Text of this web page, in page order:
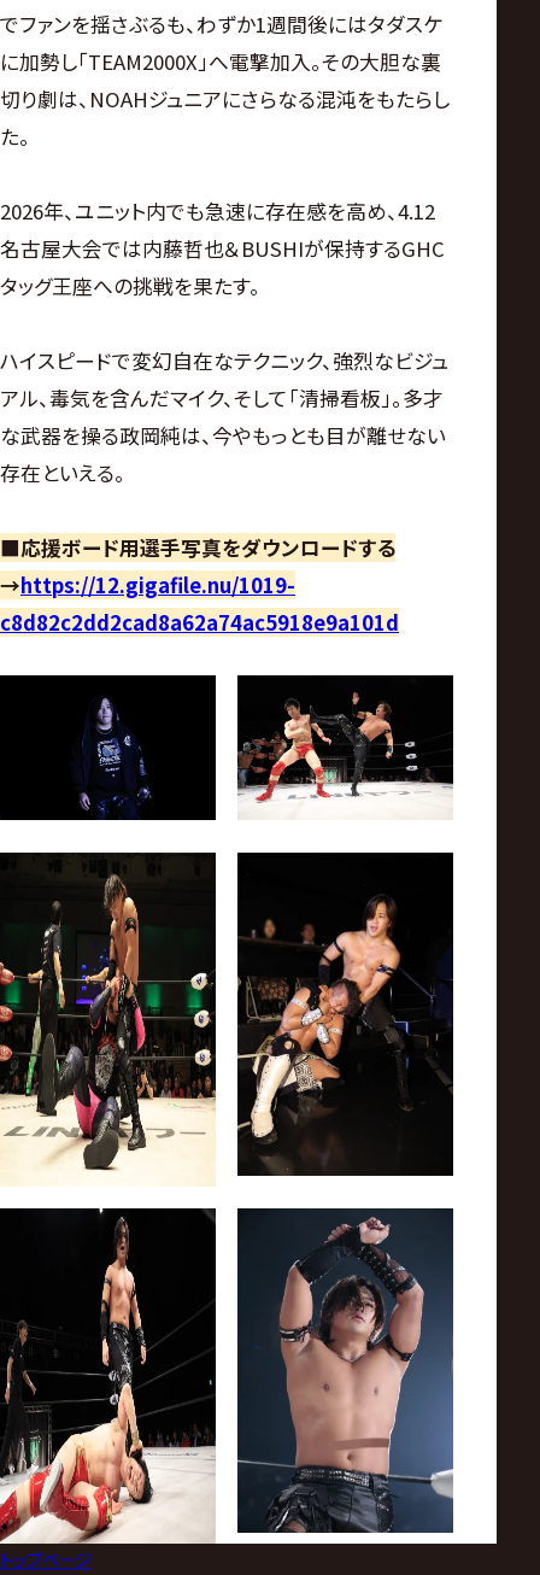
でファンを揺さぶるも、わずか1週間後にはタダスケ
に加勢し「TEAM2000X」へ電撃加入。その大胆な裏
切り劇は、NOAHジュニアにさらなる混沌をもたらし
た。
2026年、ユニット内でも急速に存在感を高め、4.12
名古屋大会では内藤哲也＆BUSHIが保持するGHC
タッグ王座への挑戦を果たす。
ハイスピードで変幻自在なテクニック、強烈なビジュ
アル、毒気を含んだマイク、そして「清掃看板」。多才
な武器を操る政岡純は、今やもっとも目が離せない
存在といえる。
■応援ボード用選手写真をダウンロードする
→https://12.gigafile.nu/1019-
c8d82c2dd2cad8a62a74ac5918e9a101d
トップページ